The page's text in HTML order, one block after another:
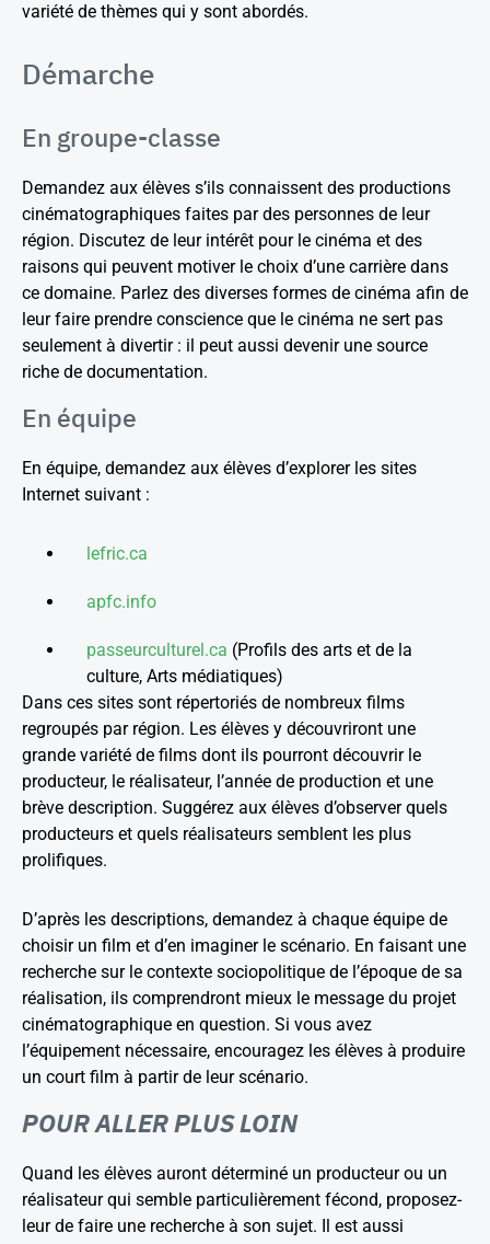
variété de thèmes qui y sont abordés.
Démarche
En groupe-classe
Demandez aux élèves s’ils connaissent des productions
cinématographiques faites par des personnes de leur
région. Discutez de leur intérêt pour le cinéma et des
raisons qui peuvent motiver le choix d’une carrière dans
ce domaine. Parlez des diverses formes de cinéma afin de
leur faire prendre conscience que le cinéma ne sert pas
seulement à divertir : il peut aussi devenir une source
riche de documentation.
En équipe
En équipe, demandez aux élèves d’explorer les sites
Internet suivant :
lefric.ca
apfc.info
passeurculturel.ca (Profils des arts et de la
culture, Arts médiatiques)
Dans ces sites sont répertoriés de nombreux films
regroupés par région. Les élèves y découvriront une
grande variété de films dont ils pourront découvrir le
producteur, le réalisateur, l’année de production et une
brève description. Suggérez aux élèves d’observer quels
producteurs et quels réalisateurs semblent les plus
prolifiques.
D’après les descriptions, demandez à chaque équipe de
choisir un film et d’en imaginer le scénario. En faisant une
recherche sur le contexte sociopolitique de l’époque de sa
réalisation, ils comprendront mieux le message du projet
cinématographique en question. Si vous avez
l’équipement nécessaire, encouragez les élèves à produire
un court film à partir de leur scénario.
POUR ALLER PLUS LOIN
Quand les élèves auront déterminé un producteur ou un
réalisateur qui semble particulièrement fécond, proposez-
leur de faire une recherche à son sujet. Il est aussi